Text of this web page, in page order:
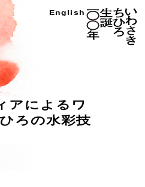
い
わ
さ
き
ち
English
アによるワ
ろの水彩技